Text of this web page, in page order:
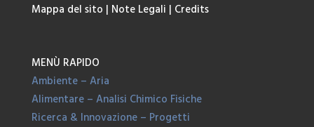
Mappa del sito | Note Legali | Credits
MENÙ RAPIDO
Ambiente – Aria
Alimentare – Analisi Chimico Fisiche
Ricerca & Innovazione – Progetti